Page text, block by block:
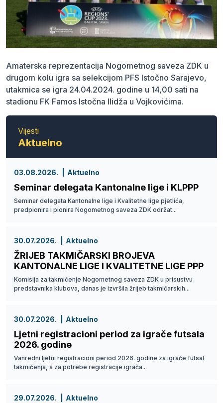
Amaterska reprezentacija Nogometnog saveza ZDK u
drugom kolu igra sa selekcijom PFS Istočno Sarajevo,
utakmica se igra 24.04.2024. godine u 14,00 sati na
stadionu FK Famos Istočna Ilidža u Vojkovićima.
Vijesti
Aktuelno
03.08.2026. Aktuelno
Seminar delegata Kantonalne lige i KLPPP
Seminar delegata Kantonalne lige i Kvalitetne lige pjetlića,
predpionira i pionira Nogometnog saveza ZDK održat...
30.07.2026. Aktuelno
ŽRIJEB TAKMIČARSKI BROJEVA
KANTONALNE LIGE I KVALITETNE LIGE PPP
Komisija za takmičenje Nogometnog saveza ZDK u prisustvu
predstavnika klubova, danas je izvršila žrijeb takmičarskih...
30.07.2026. Aktuelno
Ljetni registracioni period za igrače futsala
2026. godine
Vanredni ljetni registracioni period 2026. godine za igrače futsal
takmičenja, a za potrebe registracije igrača...
29.07.2026. Aktuelno